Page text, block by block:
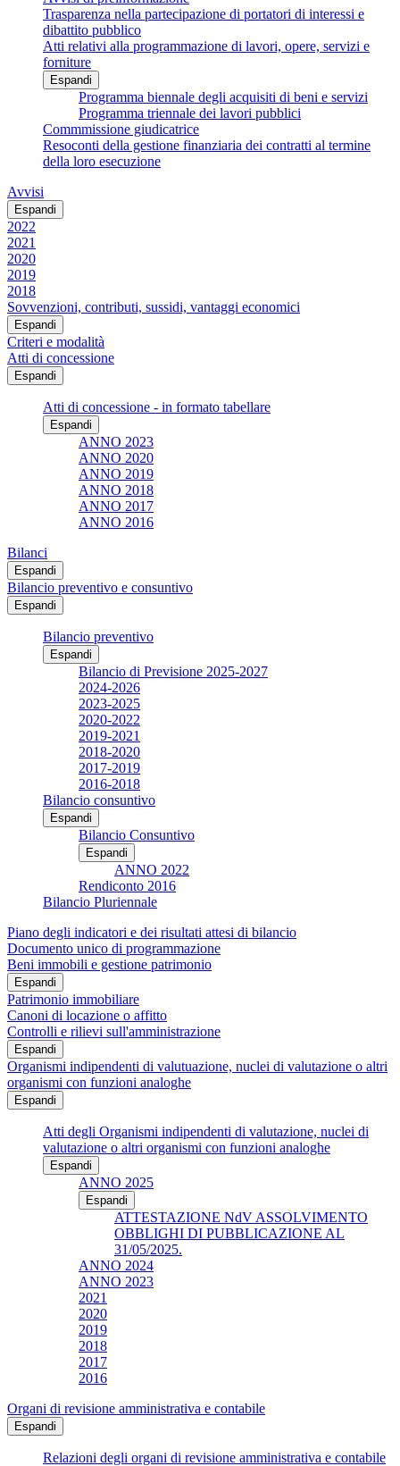
Trasparenza nella partecipazione di portatori di interessi e
dibattito pubblico
Atti relativi alla programmazione di lavori, opere, servizi e
forniture
Espandi
Programma biennale degli acquisiti di beni e servizi
Programma triennale dei lavori pubblici
Commmissione giudicatrice
Resoconti della gestione finanziaria dei contratti al termine
della loro esecuzione
Avvisi
Espandi
2022
2021
2020
2019
2018
Sovvenzioni, contributi, sussidi, vantaggi economici
Espandi
Criteri e modalità
Atti di concessione
Espandi
Atti di concessione - in formato tabellare
Espandi
ANNO 2023
ANNO 2020
ANNO 2019
ANNO 2018
ANNO 2017
ANNO 2016
Bilanci
Espandi
Bilancio preventivo e consuntivo
Espandi
Bilancio preventivo
Espandi
Bilancio di Previsione 2025-2027
2024-2026
2023-2025
2020-2022
2019-2021
2018-2020
2017-2019
2016-2018
Bilancio consuntivo
Espandi
Bilancio Consuntivo
Espandi
ANNO 2022
Rendiconto 2016
Bilancio Pluriennale
Piano degli indicatori e dei risultati attesi di bilancio
Documento unico di programmazione
Beni immobili e gestione patrimonio
Espandi
Patrimonio immobiliare
Canoni di locazione o affitto
Controlli e rilievi sull'amministrazione
Espandi
Organismi indipendenti di valutuazione, nuclei di valutazione o altri
organismi con funzioni analoghe
Espandi
Atti degli Organismi indipendenti di valutazione, nuclei di
valutazione o altri organismi con funzioni analoghe
Espandi
ANNO 2025
Espandi
ATTESTAZIONE NdV ASSOLVIMENTO
OBBLIGHI DI PUBBLICAZIONE AL
31/05/2025.
ANNO 2024
ANNO 2023
2021
2020
2019
2018
2017
2016
Organi di revisione amministrativa e contabile
Espandi
Relazioni degli organi di revisione amministrativa e contabile